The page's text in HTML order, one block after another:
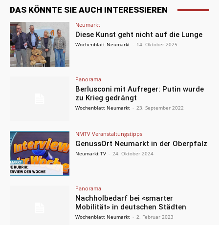
DAS KÖNNTE SIE AUCH INTERESSIEREN
Neumarkt
Diese Kunst geht nicht auf die Lunge
Wochenblatt Neumarkt - 14. Oktober 2025
Panorama
Berlusconi mit Aufreger: Putin wurde
zu Krieg gedrängt
Wochenblatt Neumarkt - 23. September 2022
NMTV Veranstaltungstipps
GenussOrt Neumarkt in der Oberpfalz
Neumarkt TV - 24. Oktober 2024
Panorama
Nachholbedarf bei «smarter
Mobilität» in deutschen Städten
Wochenblatt Neumarkt - 2. Februar 2023